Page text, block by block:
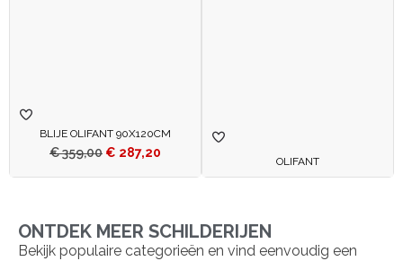
BLIJE OLIFANT 90X120CM
€359,00 € 287,20
OLIFANT
ONTDEK MEER SCHILDERIJEN
Bekijk populaire categorieën en vind eenvoudig een